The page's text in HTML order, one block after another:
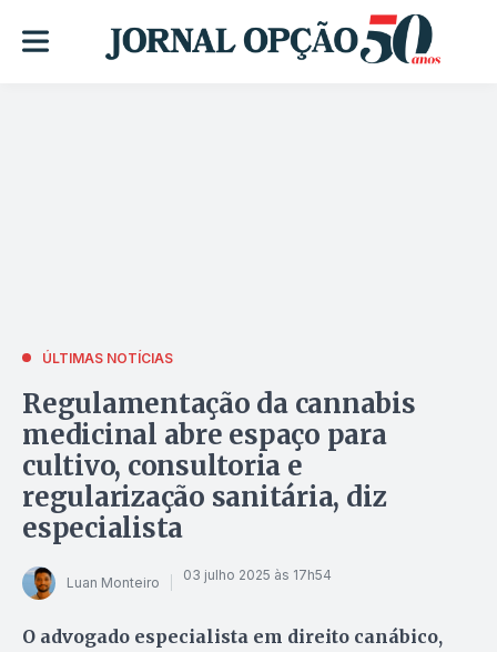
ÚLTIMAS NOTÍCIAS
Regulamentação da cannabis
medicinal abre espaço para
cultivo, consultoria e
regularização sanitária, diz
especialista
Luan Monteiro 03 julho 2025 às 17h54
O advogado especialista em direito canábico,